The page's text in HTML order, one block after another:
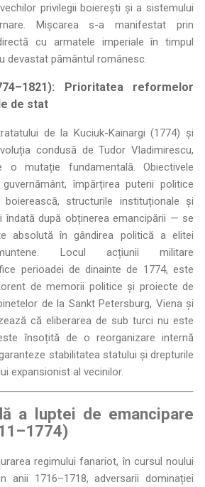
privilegii boierești și a sistemului
Mișcarea s-a manifestat prin
cu armatele imperiale în timpul
devastat pământul românesc.
Prioritatea reformelor
de stat
de la Kuciuk-Kainargi (1774) și
condusă de Tudor Vladimirescu,
mutație fundamentală. Obiectivele
împărțirea puterii politice
structurile instituționale și
îndată după obținerea emancipării — se
absolută în gândirea politică a elitei
Locul acțiunii militare
perioadei de dinainte de 1774, este
de memorii politice și proiecte de
de la Sankt Petersburg, Viena și
că eliberarea de sub turci nu este
însoțită de o reorganizare internă
stabilitatea statului și drepturile
expansionist al vecinilor.
a luptei de emancipare
regimului fanariot, în cursul noului
anii 1716–1718, adversarii dominației